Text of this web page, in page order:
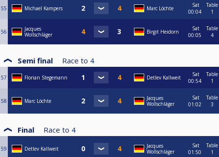
55 Michael Kampers Marc Löchte
Sat
00:04
Table
1
56
Jacques
Wollschläger
Birgit Heidorn
Sat
00:05
Table
4
Semi final Race to 4
57 Florian Stegemann Detlev Kallweit
Sat
00:54
Table
1
58 Marc Löchte
Jacques
Wollschläger
Sat
01:02
Table
3
Final Race to 4
59 Detlev Kallweit
Jacques
Wollschläger
Sat
01:50
Table
1